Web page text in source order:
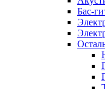
Бас-